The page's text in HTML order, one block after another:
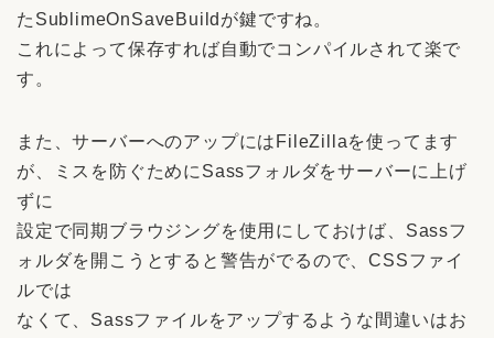
たSublimeOnSaveBuildが鍵ですね。
これによって保存すれば自動でコンパイルされて楽で
す。
また、サーバーへのアップにはFileZillaを使ってます
が、ミスを防ぐためにSassフォルダをサーバーに上げ
ずに
設定で同期ブラウジングを使用にしておけば、Sassフ
ォルダを開こうとすると警告がでるので、CSSファイ
ルでは
なくて、Sassファイルをアップするような間違いはお